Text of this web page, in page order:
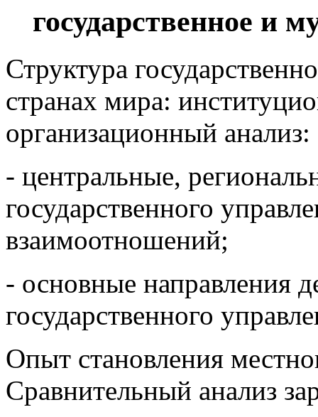
государственное и
Структура
странах мира:
организационный анализ:
- центральные,
государственного
взаимоотношений;
- основные направления
государственного
Опыт становления
Сравнительный анализ